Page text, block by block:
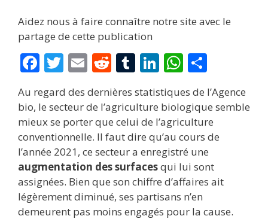
Aidez nous à faire connaître notre site avec le
partage de cette publication
F
e
b
o
o
k
T
w
itt
er
E
m
ai
l
R
e
d
di
t
T
m
bl
r
Li
n
k
e
dI
n
W
at
s
A
p
p
ar
ta
g
er
Au regard des dernières statistiques de l’Agence
bio, le secteur de l’agriculture biologique semble
mieux se porter que celui de l’agriculture
conventionnelle. Il faut dire qu’au cours de
l’année 2021, ce secteur a enregistré une
augmentation des surfacesqui lui sont
assignées. Bien que son chiffre d’affaires ait
légèrement diminué, ses partisans n’en
demeurent pas moins engagés pour la cause.